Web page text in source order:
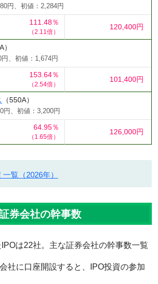
円、初値：2,284円
111.48％
（2.11倍）
120,400円
）
、初値：1,674円
153.64％
（2.54倍）
101,400円
（550A）
円、初値：3,200円
64.95％
（1.65倍）
126,000円
覧（2026年）
券会社の幹事数
は22社。主な証券会社の幹事数一覧
社に口座開設すると、IPO投資の参加